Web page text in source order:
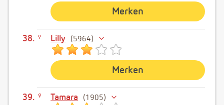
Merken
Lilly 5964
Merken
Tamara 1905